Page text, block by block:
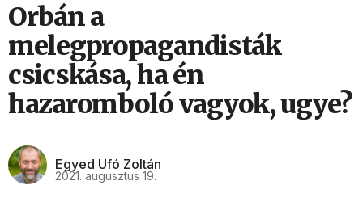
Orbán a
melegpropagandisták
csicskása, ha én
hazaromboló vagyok, ugye?
Egyed Ufó Zoltán
2021. augusztus 19.